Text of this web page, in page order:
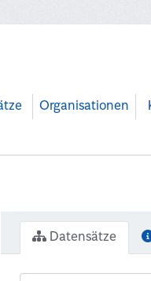
Organisationen
Datensätze